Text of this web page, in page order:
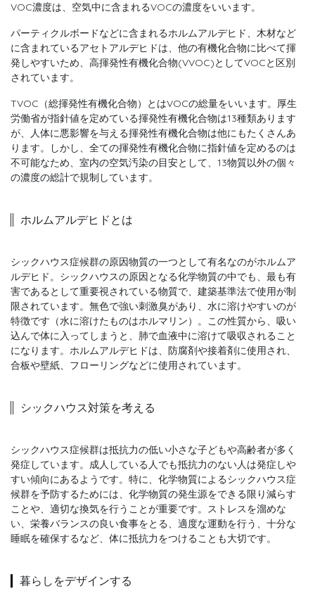
VOC濃度は、空気中に含まれるVOCの濃度をいいます。
パーティクルボードなどに含まれるホルムアルデヒド、木材など
に含まれているアセトアルデヒドは、他の有機化合物に比べて揮
発しやすいため、高揮発性有機化合物(VVOC)としてVOCと区別
されています。
TVOC（総揮発性有機化合物）とはVOCの総量をいいます。厚生
労働省が指針値を定めている揮発性有機化合物は13種類あります
が、人体に悪影響を与える揮発性有機化合物は他にもたくさんあ
ります。しかし、全ての揮発性有機化合物に指針値を定めるのは
不可能なため、室内の空気汚染の目安として、13物質以外の個々
の濃度の総計で規制しています。
ホルムアルデヒドとは
シックハウス症候群の原因物質の一つとして有名なのがホルムア
ルデヒド。シックハウスの原因となる化学物質の中でも、最も有
害であるとして重要視されている物質で、建築基準法で使用が制
限されています。無色で強い刺激臭があり、水に溶けやすいのが
特徴です（水に溶けたものはホルマリン）。この性質から、吸い
込んで体に入ってしまうと、肺で血液中に溶けて吸収されること
になります。ホルムアルデヒドは、防腐剤や接着剤に使用され、
合板や壁紙、フローリングなどに使用されています。
シックハウス対策を考える
シックハウス症候群は抵抗力の低い小さな子どもや高齢者が多く
発症しています。成人している人でも抵抗力のない人は発症しや
すい傾向にあるようです。特に、化学物質によるシックハウス症
候群を予防するためには、化学物質の発生源をできる限り減らす
ことや、適切な換気を行うことが重要です。ストレスを溜めな
い、栄養バランスの良い食事をとる、適度な運動を行う、十分な
睡眠を確保するなど、体に抵抗力をつけることも大切です。
暮らしをデザインする